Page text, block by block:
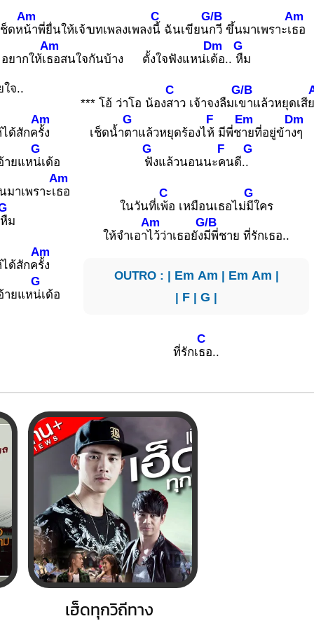
ดห
Am
น้าพี่ยื่นให้เจ้า
ยากให้เ
Am
ธอสนใจกันบ้าง
จ..
ได้สักค
Am
รั้ง
ายแห
G
น่เด้อ
าเพราะเ
Am
ธอ
หืม
ได้สักค
Am
รั้ง
ายแห
G
น่เด้อ
บทเพลงเพลง
C
นี้ ฉันเขียน
G/B
กวี ขึ้นมาเพราะเ
Am
ธอ
ตั้งใจฟังแหน่เ
Dm
ด้อ..
G
หืม
*** โอ้ ว่าโอ น้อง
C
สาว เจ้าจงลืมเ
G/B
ขาแล้วหยุดเสี
เช็ดน้ำ
G
ตาแล้วหยุดร้องไ
F
ห้ มีพี่ช
Em
ายที่อยู่ข้า
Dm
งๆ
G
ฟังแล้วนอนนะ
F
คนดี.
G
.
ในวันที่เ
C
พ้อ เหมือนเธอไม่
G
มีใคร
ให้จำเอา
Am
ไว้ว่าเธอยัง
G/B
มีพี่ชาย ที่รักเธอ..
OUTRO : | Em Am | Em Am |
| F | G |
ที่รักเ
C
ธอ..
เฮ็ดทุกวิถีทาง